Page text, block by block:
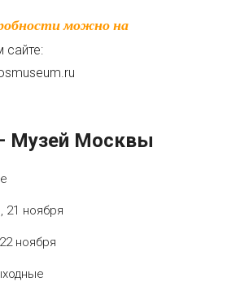
сайте:
Музей Москвы
21 ноября
22 ноября